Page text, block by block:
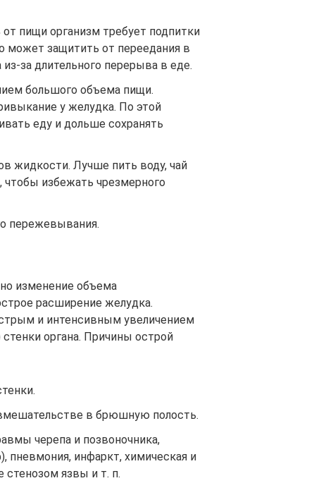
пищи организм требует подпитки
может защитить от переедания в
за длительного перерыва в еде.
большого объема пищи.
у желудка. По этой
еду и дольше сохранять
жидкости. Лучше пить воду, чай
избежать чрезмерного
пережевывания.
изменение объема
расширение желудка.
и интенсивным увеличением
органа. Причины острой
в брюшную полость.
черепа и позвоночника,
инфаркт, химическая и
стенозом язвы и т. п.